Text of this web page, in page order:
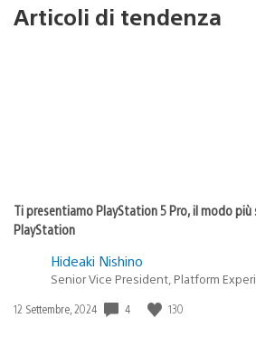
Articoli di tendenza
Ti presentiamo PlayStation 5 Pro, il modo
PlayStation
Hideaki Nishino
Senior Vice President, Platform
Data
12 Settembre, 2024 4 130